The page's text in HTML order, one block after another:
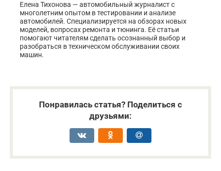
Елена Тихонова — автомобильный журналист с
многолетним опытом в тестировании и анализе
автомобилей. Специализируется на обзорах новых
моделей, вопросах ремонта и тюнинга. Её статьи
помогают читателям сделать осознанный выбор и
разобраться в техническом обслуживании своих
машин.
Понравилась статья? Поделиться с
друзьями: